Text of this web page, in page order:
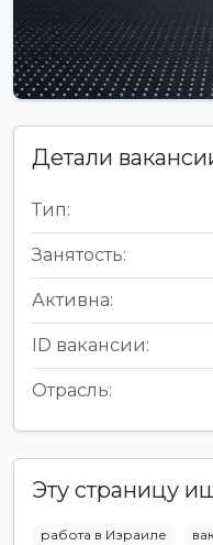
Детали
Тип:
Занятость:
Активна:
ID вакансии:
Отрасль:
Эту страницу
работа в Израиле